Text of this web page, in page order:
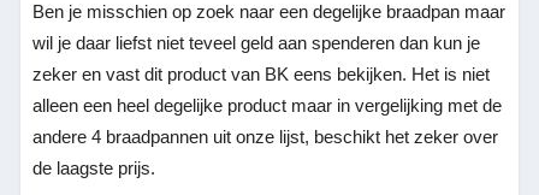
Ben je misschien op zoek naar een degelijke braadpan maar
wil je daar liefst niet teveel geld aan spenderen dan kun je
zeker en vast dit product van BK eens bekijken. Het is niet
alleen een heel degelijke product maar in vergelijking met de
andere 4 braadpannen uit onze lijst, beschikt het zeker over
de laagste prijs.